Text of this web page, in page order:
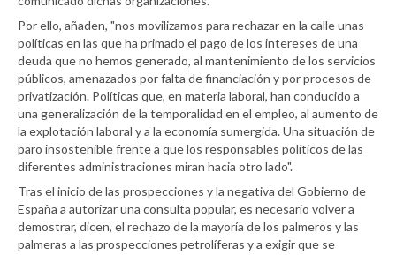
Por ello, añaden, "nos movilizamos para rechazar en la calle unas
políticas en las que ha primado el pago de los intereses de una
deuda que no hemos generado, al mantenimiento de los servicios
públicos, amenazados por falta de financiación y por procesos de
privatización. Políticas que, en materia laboral, han conducido a
una generalización de la temporalidad en el empleo, al aumento de
la explotación laboral y a la economía sumergida. Una situación de
paro insostenible frente a que los responsables políticos de las
diferentes administraciones miran hacia otro lado".
Tras el inicio de las prospecciones y la negativa del Gobierno de
España a autorizar una consulta popular, es necesario volver a
demostrar, dicen, el rechazo de la mayoría de los palmeros y las
palmeras a las prospecciones petrolíferas y a exigir que se